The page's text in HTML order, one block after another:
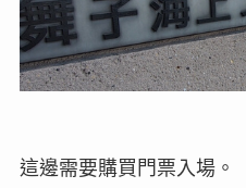
這邊需要購買門票入場。